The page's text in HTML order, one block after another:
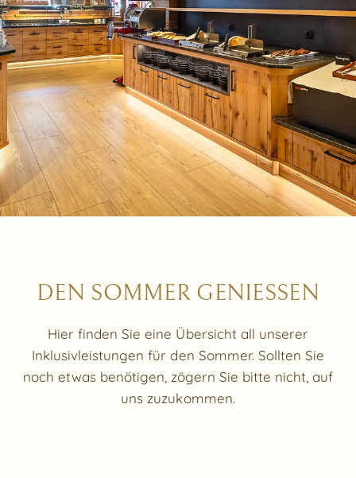
DEN SOMMER GENIESSEN
Hier finden Sie eine Übersicht all unserer
Inklusivleistungen für den Sommer. Sollten Sie
noch etwas benötigen, zögern Sie bitte nicht, auf
uns zuzukommen.